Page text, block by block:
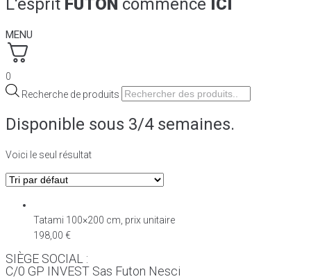
L'esprit FUTON commence ICI
MENU
0
Recherche de produits
Disponible sous 3/4 semaines.
Voici le seul résultat
Tatami 100×200 cm, prix unitaire
198,00 €
SIÈGE SOCIAL :
C/0 GP INVEST Sas Futon Nesci